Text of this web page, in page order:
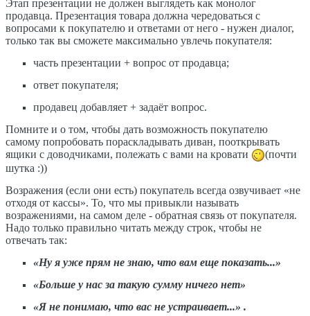
Этап презентации не должен выглядеть как монолог
продавца. Презентация товара должна чередоваться с
вопросами к покупателю и ответами от него - нужен диалог,
только так вы сможете максимально увлечь покупателя:
часть презентации + вопрос от продавца;
ответ покупателя;
продавец добавляет + задаёт вопрос.
Помните и о том, чтобы дать возможность покупателю
самому попробовать пораскладывать диван, пооткрывать
ящики с доводчиками, полежать с вами на кровати
(почти
шутка :))
Возражения (если они есть) покупатель всегда озвучивает «не
отходя от кассы». То, что мы привыкли называть
возражениями, на самом деле - обратная связь от покупателя.
Надо только правильно читать между строк, чтобы не
отвечать так:
«Ну я уже прям не знаю, что вам еще показать...»
«Больше у нас за такую сумму ничего нет»
«Я не понимаю, что вас не устраивает...» .